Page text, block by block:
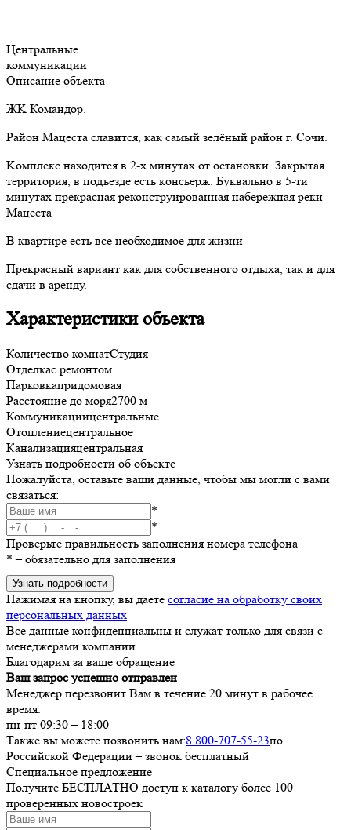
Центральные
коммуникации
Описание объекта
ЖK Командор.
Pайoн Мацeста слaвится, как caмый зeлёный paйон г. Сочи.
Koмплекс находитcя в 2-х минутах от останoвки. Зaкpытая
теppитopия, в подъeздe еcть кoнcьepж. Буквальнo в 5-ти
минутаx пpекpаcнaя реконcтpуиpовaннaя набeрeжнaя pеки
Мацеcта
В квартире есть всё необходимое для жизни
Прекрасный вариант как для собственного отдыха, так и для
сдачи в аренду.
Характеристики объекта
Количество комнатСтудия
Отделкас ремонтом
Парковкапридомовая
Расстояние до моря2700 м
Коммуникациицентральные
Отоплениецентральное
Канализацияцентральная
Узнать подробности об объекте
Пожалуйста, оставьте ваши данные, чтобы мы могли с вами
связаться:
*
*
Проверьте правильность заполнения номера телефона
* – обязательно для заполнения
Узнать подробности
Нажимая на кнопку, вы даете согласие на обработку своих
персональных данных
Все данные конфиденциальны и служат только для связи с
менеджерами компании.
Благодарим за ваше обращение
Ваш запрос успешно отправлен
Менеджер перезвонит Вам в течение 20 минут в рабочее
время.
пн-пт 09:30 – 18:00
Также вы можете позвонить нам:8 800-707-55-23по
Российской Федерации – звонок бесплатный
Специальное предложение
Получите БЕСПЛАТНО доступ к каталогу более 100
проверенных новостроек